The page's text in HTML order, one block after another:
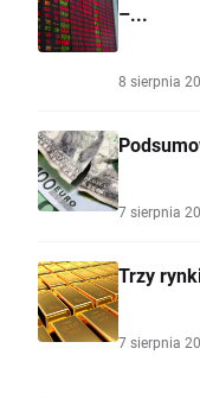
–...
8 sierpnia
7 sierpnia
Trzy
7 sierpnia